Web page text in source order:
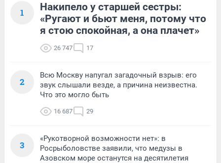
1
Накипело у старшей сестры:
«Ругают и бьют меня, потому что
я стою спокойная, а она плачет»
26 747 17
2
Всю Москву напугал загадочный взрыв: его
звук слышали везде, а причина неизвестна.
Что это могло быть
16 687 29
3
«Рукотворной возможности нет»: в
Росрыболовстве заявили, что медузы в
Азовском море останутся на десятилетия